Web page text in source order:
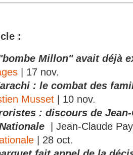
:
Millon" avait déjà
| 17 nov.
: le combat des
Musset | 10 nov.
: discours de Jean-
| Jean-Claude
| 28 oct.